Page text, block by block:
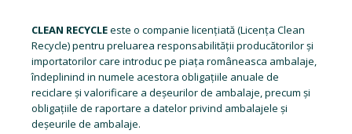
CLEAN RECYCLEeste o companie licențiată (Licența Clean
Recycle) pentru preluarea responsabilității producătorilor și
importatorilor care introduc pe piața româneasca ambalaje,
îndeplinind in numele acestora obligațiile anuale de
reciclare și valorificare a deșeurilor de ambalaje, precum și
obligațiile de raportare a datelor privind ambalajele și
deșeurile de ambalaje.